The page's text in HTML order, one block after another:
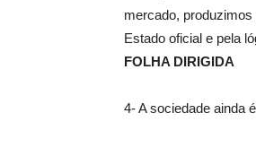
mercado,
Estado oficial e pela
FOLHA DIRIGIDA
4- A sociedade ainda